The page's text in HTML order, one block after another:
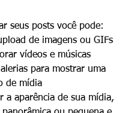
seus posts você pode:
de imagens ou GIFs
vídeos e músicas
para mostrar uma
de mídia
a aparência de sua mídia,